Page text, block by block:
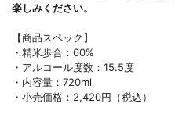
楽しみください。
【商品スペック】
・精米歩合：60%
・アルコール度数：15.5度
・内容量：720ml
・小売価格：2,420円（税込）